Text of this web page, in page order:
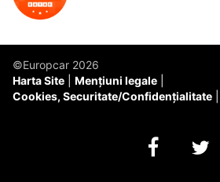
©Europcar 2026
Harta Site
Mențiuni legale
Cookies, Securitate/Confidențialitate